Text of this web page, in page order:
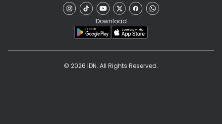
Download
© 2026 IDN. All Rights Reserved.